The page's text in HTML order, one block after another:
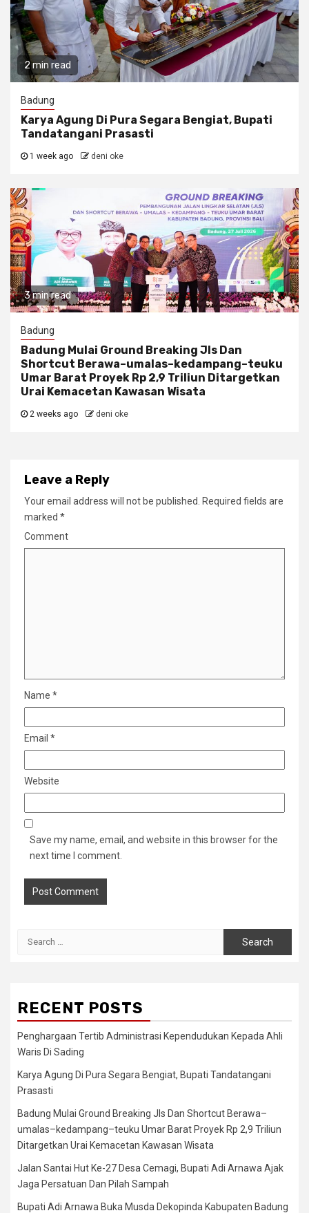
2 min read
Badung
Karya Agung Di Pura Segara Bengiat, Bupati
Tandatangani Prasasti
1 week ago deni oke
3 min read
Badung
Badung Mulai Ground Breaking Jls Dan
Shortcut Berawa–umalas–kedampang–teuku
Umar Barat Proyek Rp 2,9 Triliun Ditargetkan
Urai Kemacetan Kawasan Wisata
2 weeks ago deni oke
Leave a Reply
Your email address will not be published.
Required fields are
marked *
Comment
Name *
Email *
Website
Save my name, email, and website in this browser for the
next time I comment.
RECENT POSTS
Penghargaan Tertib Administrasi Kependudukan Kepada Ahli
Waris Di Sading
Karya Agung Di Pura Segara Bengiat, Bupati Tandatangani
Prasasti
Badung Mulai Ground Breaking Jls Dan Shortcut Berawa–
umalas–kedampang–teuku Umar Barat Proyek Rp 2,9 Triliun
Ditargetkan Urai Kemacetan Kawasan Wisata
Jalan Santai Hut Ke-27 Desa Cemagi, Bupati Adi Arnawa Ajak
Jaga Persatuan Dan Pilah Sampah
Bupati Adi Arnawa Buka Musda Dekopinda Kabupaten Badung